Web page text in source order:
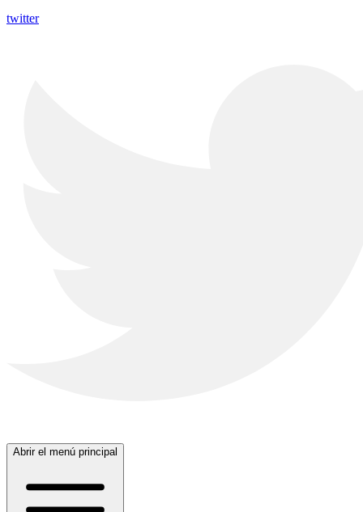
twitter
Abrir el menú principal